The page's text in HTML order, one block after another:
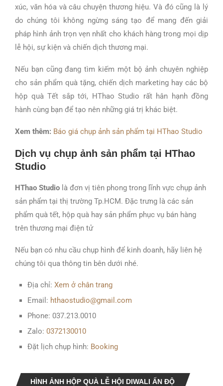
xúc, văn hóa và câu chuyện thương hiệu. Và đó cũng là lý
do chúng tôi không ngừng sáng tạo để mang đến giải
pháp hình ảnh trọn vẹn nhất cho khách hàng trong mọi dịp
lễ hội, sự kiện và chiến dịch thương mại.
Nếu bạn cũng đang tìm kiếm một bộ ảnh chuyên nghiệp
cho sản phẩm quà tặng, chiến dịch marketing hay các bộ
hộp quà Tết sắp tới, HThao Studio rất hân hạnh đồng
hành cùng bạn để tạo nên những giá trị khác biệt.
Xem thêm: Báo giá chụp ảnh sản phẩm tại HThao Studio
Dịch vụ chụp ảnh sản phẩm tại HThao
Studio
HThao Studio là đơn vị tiên phong trong lĩnh vực chụp ảnh
sản phẩm tại thị trường Tp.HCM. Đặc trưng là các sản
phẩm quà tết, hộp quà hay sản phẩm phục vụ bán hàng
trên thương mại điện tử
Nếu bạn có nhu cầu chụp hình để kinh doanh, hãy liên hệ
chúng tôi qua thông tin bên dưới nhé.
Địa chỉ: Xem ở chân trang
Email: hthaostudio@gmail.com
Phone: 037.213.0010
Zalo: 0372130010
Đặt lịch chụp hình: Booking
HÌNH ẢNH HỘP QUÀ LỄ HỘI DIWALI ẤN ĐỘ